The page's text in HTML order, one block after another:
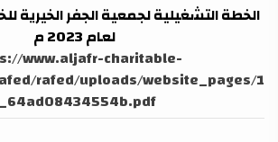
الخطة التشغيلية لجمعية الجفر الخيرية
لعام 2023 م
www.aljafr-charitable-
rafed/uploads/website_pages/1
_64ad08434554b.pdf